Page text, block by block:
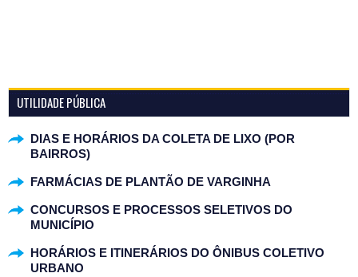
UTILIDADE PÚBLICA
DIAS E HORÁRIOS DA COLETA DE LIXO (POR
BAIRROS)
FARMÁCIAS DE PLANTÃO DE VARGINHA
CONCURSOS E PROCESSOS SELETIVOS DO
MUNICÍPIO
HORÁRIOS E ITINERÁRIOS DO ÔNIBUS COLETIVO
URBANO